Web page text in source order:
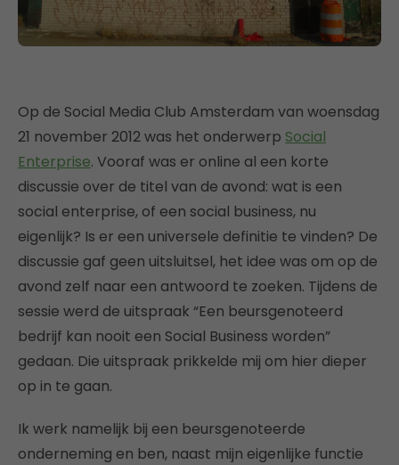
Op de Social Media Club Amsterdam van woensdag
21 november 2012 was het onderwerp Social
Enterprise. Vooraf was er online al een korte
discussie over de titel van de avond: wat is een
social enterprise, of een social business, nu
eigenlijk? Is er een universele definitie te vinden? De
discussie gaf geen uitsluitsel, het idee was om op de
avond zelf naar een antwoord te zoeken. Tijdens de
sessie werd de uitspraak “Een beursgenoteerd
bedrijf kan nooit een Social Business worden”
gedaan. Die uitspraak prikkelde mij om hier dieper
op in te gaan.
Ik werk namelijk bij een beursgenoteerde
onderneming en ben, naast mijn eigenlijke functie